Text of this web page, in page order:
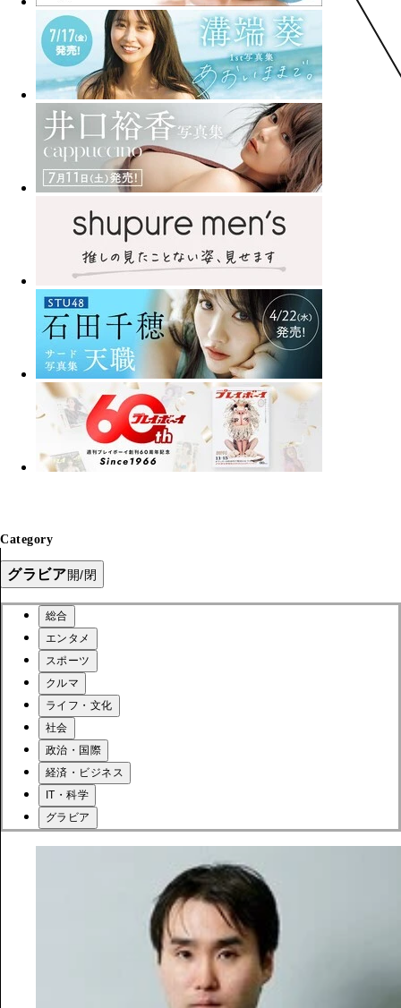
Category
グラビア開/閉
総合
エンタメ
スポーツ
クルマ
ライフ・文化
社会
政治・国際
経済・ビジネス
IT・科学
グラビア